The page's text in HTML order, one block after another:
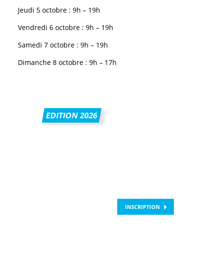
Jeudi 5 octobre : 9h – 19h
Vendredi 6 octobre : 9h – 19h
Samedi 7 octobre : 9h – 19h
Dimanche 8 octobre : 9h – 17h
EDITION 2026
INSCRIPTION